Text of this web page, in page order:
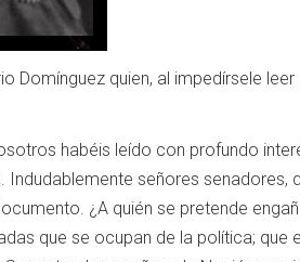
Domínguez quien, al impedírsele
habéis leído con profundo
Indudablemente señores
¿A quién se pretende
que se ocupan de la política;